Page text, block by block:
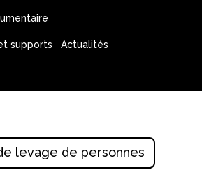
supports Actualités
levage de personnes